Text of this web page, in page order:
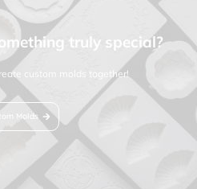
truly special?
custom molds together!
Molds